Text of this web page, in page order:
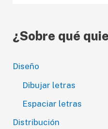
¿Sobre qué
Diseño
Dibujar letras
Espaciar letras
Distribución